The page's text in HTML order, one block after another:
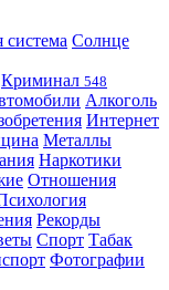
система Солнце
Криминал 548
Алкоголь
Интернет
Металлы
Наркотики
Отношения
Рекорды
Спорт Табак
Фотографии